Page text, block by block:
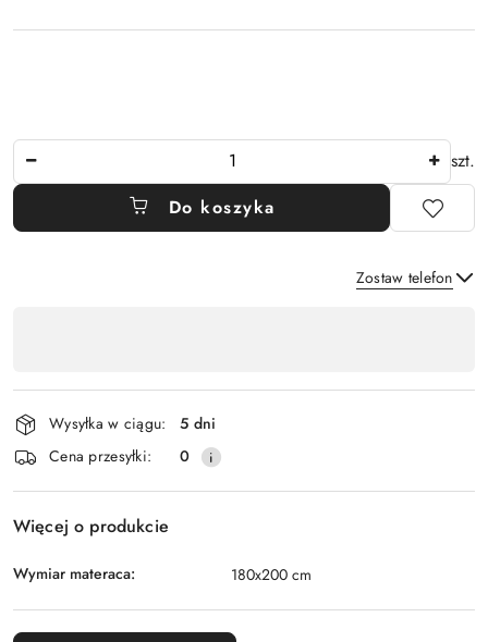
szt.
Do koszyka
Zostaw telefon
płatność
i
dostawa
Wysyłka w ciągu:
5 dni
Cena przesyłki:
0
Więcej o produkcie
Wymiar materaca: 180x200 cm